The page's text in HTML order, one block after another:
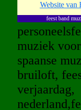
Website van
feest band
muziek
spaanse
bruiloft,
verjaardag,